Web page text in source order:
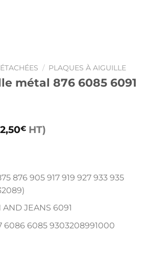
/ PLAQUES À AIGUILLE
métal 876 6085 6091
€ HT)
876 905 917 919 927 933 935
AND JEANS 6091
6086 6085 9303208991000